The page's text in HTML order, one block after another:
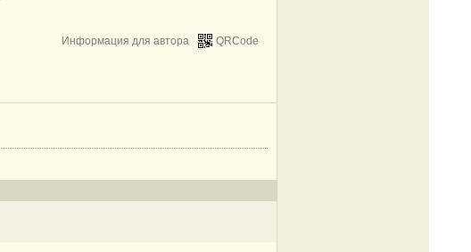
QRCode
Информация для автора